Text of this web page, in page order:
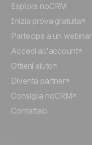
Esplora noCRM
Inizia prova gratuita
Partecipa a un webinar
Accedi all'account
Ottieni aiuto
Diventa partner
Consiglia noCRM
Contattaci